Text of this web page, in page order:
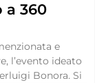
a 360
e
l’evento ideato
Bonora. Si